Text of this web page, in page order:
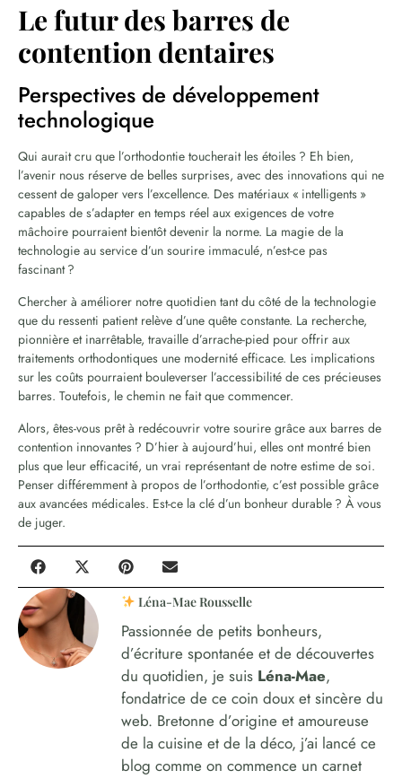
Le futur des barres de
contention dentaires
Perspectives de développement
technologique
Qui aurait cru que l’orthodontie toucherait les étoiles ? Eh bien,
l’avenir nous réserve de belles surprises, avec des innovations qui ne
cessent de galoper vers l’excellence. Des matériaux « intelligents »
capables de s’adapter en temps réel aux exigences de votre
mâchoire pourraient bientôt devenir la norme. La magie de la
technologie au service d’un sourire immaculé, n’est-ce pas
fascinant ?
Chercher à améliorer notre quotidien tant du côté de la technologie
que du ressenti patient relève d’une quête constante. La recherche,
pionnière et inarrêtable, travaille d’arrache-pied pour offrir aux
traitements orthodontiques une modernité efficace. Les implications
sur les coûts pourraient bouleverser l’accessibilité de ces précieuses
barres. Toutefois, le chemin ne fait que commencer.
Alors, êtes-vous prêt à redécouvrir votre sourire grâce aux barres de
contention innovantes ? D’hier à aujourd’hui, elles ont montré bien
plus que leur efficacité, un vrai représentant de notre estime de soi.
Penser différemment à propos de l’orthodontie, c’est possible grâce
aux avancées médicales. Est-ce la clé d’un bonheur durable ? À vous
de juger.
Léna-Mae Rousselle
Passionnée de petits bonheurs,
d’écriture spontanée et de découvertes
du quotidien, je suis Léna-Mae,
fondatrice de ce coin doux et sincère du
web. Bretonne d’origine et amoureuse
de la cuisine et de la déco, j’ai lancé ce
blog comme on commence un carnet